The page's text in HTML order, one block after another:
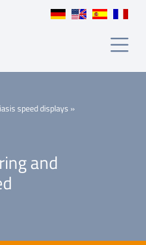
3000
speed displays »
and